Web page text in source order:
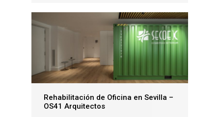
Rehabilitación de Oficina en Sevilla –
OS41 Arquitectos